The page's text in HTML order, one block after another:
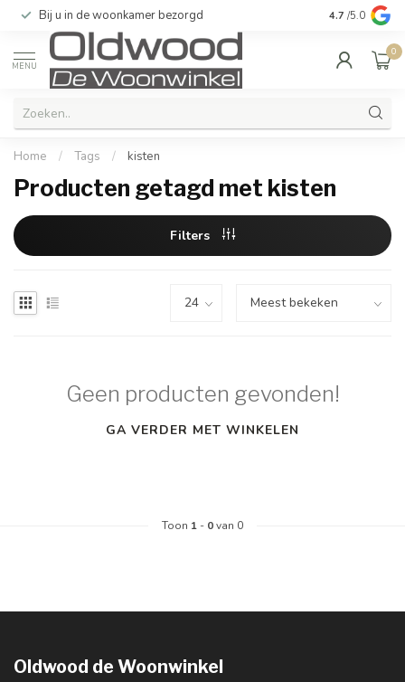
Bij u in de woonkamer bezorgd Kwaliteit &
4.7 /5.0
MENU
0
Home / Tags / kisten
Producten getagd met kisten
Filters
Geen producten gevonden!
GA VERDER MET WINKELEN
Toon 1 - 0van 0
Oldwood de Woonwinkel